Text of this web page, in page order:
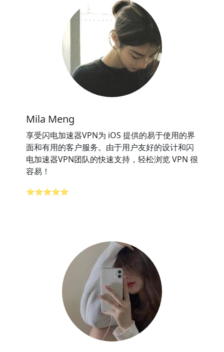
Mila Meng
享受闪电加速器VPN为 iOS 提供的易于使用的界
面和有用的客户服务。由于用户友好的设计和闪
电加速器VPN团队的快速支持，轻松浏览 VPN 很
容易！
⭐⭐⭐⭐⭐